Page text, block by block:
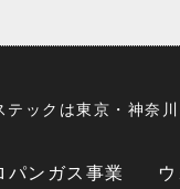
テックは東京・神奈
パンガス事業